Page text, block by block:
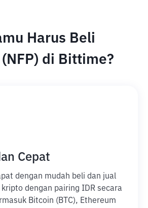
Harus Beli
di Bittime?
Cepat
dengan mudah beli dan jual
dengan pairing IDR secara
Bitcoin (BTC), Ethereum